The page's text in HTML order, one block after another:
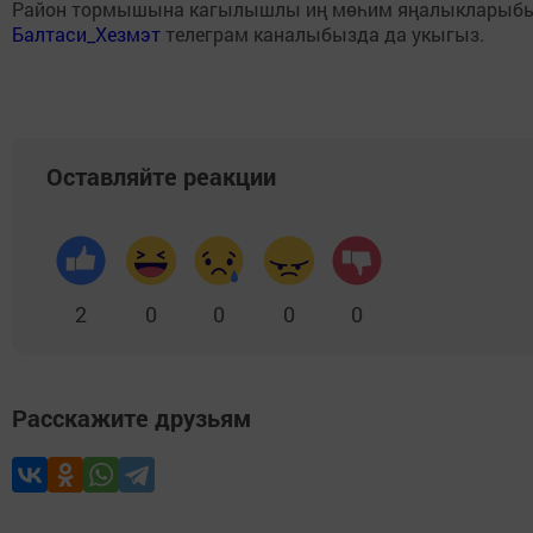
Район тормышына кагылышлы иң мөһим
Балтаси_Хезмэт телеграм каналыбызда да укыгыз.
Оставляйте реакции
2 0 0 0 0
Расскажите друзьям